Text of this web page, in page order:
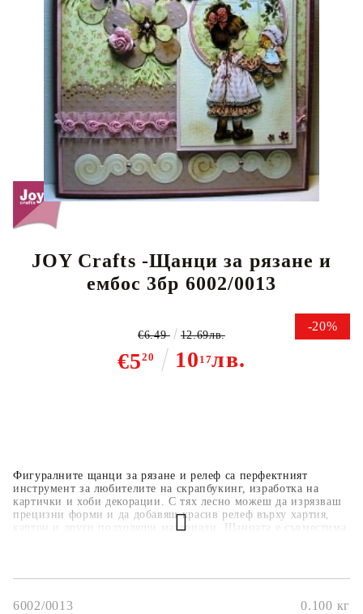
Tweet
JOY Crafts -Щанци за рязане и
ембос 3бр 6002/0013
-20%
€520 10 17лв.
€6.49 12.69лв.
Фигуралните щанци за рязане и релеф са перфектният
инструмент за любителите на скрапбукинг, изработка на
картички и хоби декорации. С тях лесно можеш да изрязваш
прецизни форми и да добавяш красив релеф върху хартия,
картон и други подходящи материали. Щанцата е съвместима
професионален и уникален вид на всеки твой проект.
6002/0013 0.100 кг